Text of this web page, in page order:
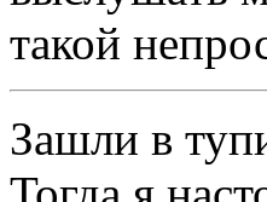
такой
Зашли в